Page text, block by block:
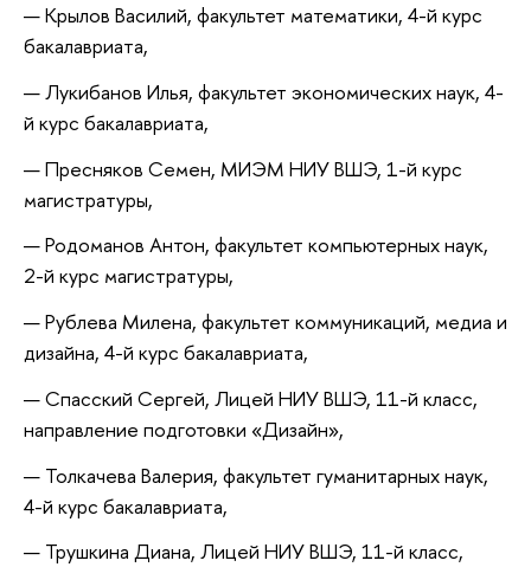
Крылов Василий, факультет математики, 4-й курс
бакалавриата,
Лукибанов Илья, факультет экономических наук, 4-
й курс бакалавриата,
Пресняков Семен, МИЭМ НИУ ВШЭ, 1-й курс
магистратуры,
Родоманов Антон, факультет компьютерных наук,
2-й курс магистратуры,
Рублева Милена, факультет коммуникаций, медиа и
дизайна, 4-й курс бакалавриата,
Спасский Сергей, Лицей НИУ ВШЭ, 11-й класс,
направление подготовки «Дизайн»,
Толкачева Валерия, факультет гуманитарных наук,
4-й курс бакалавриата,
Трушкина Диана, Лицей НИУ ВШЭ, 11-й класс,